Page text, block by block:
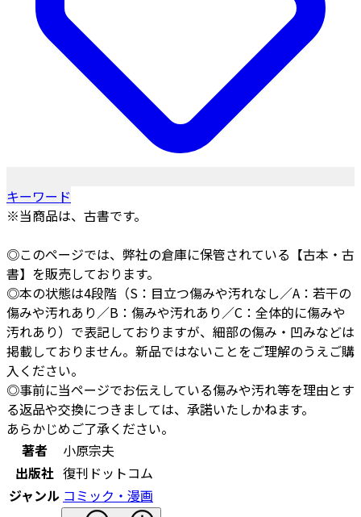
キーワード
※当商品は、古書です。
◎このページでは、弊社の倉庫に保管されている【古本・古
書】を販売しております。
◎本の状態は4段階（S：目立つ傷みや汚れなし／A：若干の
傷みや汚れあり／B：傷みや汚れあり／C：全体的に傷みや
汚れあり）で表記しておりますが、細部の傷み・凹みなどは
掲載しておりません。新品ではないことをご理解のうえご購
入ください。
◎事前に当ページでお伝えしている傷みや汚れ等を理由とす
る返品や交換につきましては、承諾いたしかねます。
あらかじめご了承ください。
著者
小原宗夫
出版社 復刊ドットコム
ジャンル コミック・漫画